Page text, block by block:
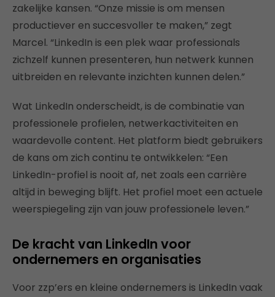
zakelijke kansen. “Onze missie is om mensen
productiever en succesvoller te maken,” zegt
Marcel. “LinkedIn is een plek waar professionals
zichzelf kunnen presenteren, hun netwerk kunnen
uitbreiden en relevante inzichten kunnen delen.”
Wat LinkedIn onderscheidt, is de combinatie van
professionele profielen, netwerkactiviteiten en
waardevolle content. Het platform biedt gebruikers
de kans om zich continu te ontwikkelen: “Een
LinkedIn-profiel is nooit af, net zoals een carrière
altijd in beweging blijft. Het profiel moet een actuele
weerspiegeling zijn van jouw professionele leven.”
De kracht van LinkedIn voor
ondernemers en organisaties
Voor zzp’ers en kleine ondernemers is LinkedIn vaak